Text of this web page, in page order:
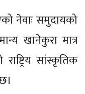
नेवाः समुदायको
खानेकुरा मात्र
सांस्कृतिक